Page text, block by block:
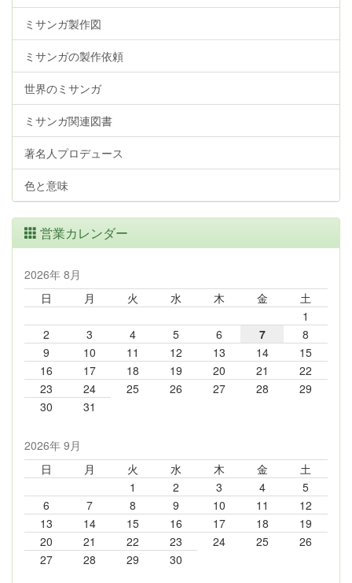
ミサンガ製作図
ミサンガの製作依頼
世界のミサンガ
ミサンガ関連図書
著名人プロデュース
色と意味
営業カレンダー
2026年 8月
日
月 火 水 木 金
土
1
2
3 4 5 6 7
8
9
10 11 12 13 14
15
16
17 18 19 20 21
22
23
24 25 26 27 28
29
30
31
2026年 9月
日
月 火 水 木 金
土
1
2 3 4
5
6
7 8 9 10 11
12
13
14 15 16 17 18
19
20
21 22 23 24 25
26
27
28 29 30